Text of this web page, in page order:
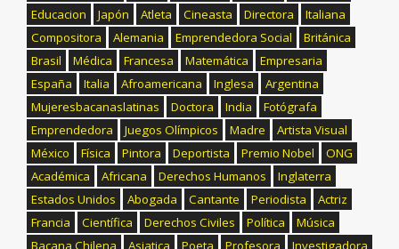
Educacion
Japón Atleta Cineasta Directora
Italiana
Compositora
Alemania Emprendedora Social
Británica
Brasil
Médica Francesa Matemática
Empresaria
España
Italia Afroamericana Inglesa
Argentina
Mujeresbacanaslatinas
Doctora India
Fotógrafa
Emprendedora
Juegos Olímpicos Madre
Artista Visual
México
Física Pintora Deportista Premio Nobel
ONG
Académica
Africana Derechos Humanos
Inglaterra
Estados Unidos
Abogada Cantante Periodista
Actriz
Francia
Científica Derechos Civiles Política
Música
Bacana Chilena
Asiatica Poeta Profesora Investigadora